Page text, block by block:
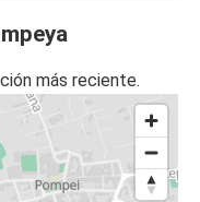
más reciente.